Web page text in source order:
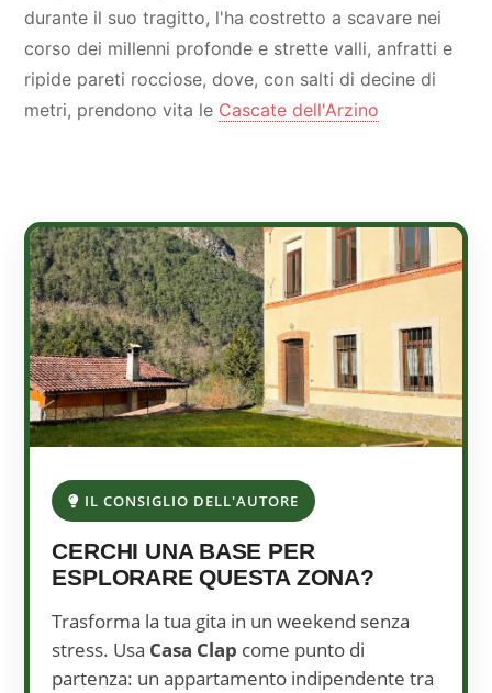
durante il suo tragitto, l'ha costretto a scavare nei
corso dei millenni profonde e strette valli, anfratti e
ripide pareti rocciose, dove, con salti di decine di
metri, prendono vita le Cascate dell'Arzino
IL CONSIGLIO DELL'AUTORE
CERCHI UNA BASE PER
ESPLORARE QUESTA ZONA?
Trasforma la tua gita in un weekend senza
stress. Usa Casa Clap come punto di
partenza: un appartamento indipendente tra